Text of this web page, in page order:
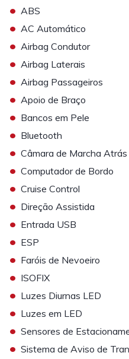
• ABS
• AC Automático
• Airbag Condutor
• Airbag Laterais
• Airbag Passageiros
• Apoio de Braço
• Bancos em Pele
• Bluetooth
• Câmara de Marcha Atrás
• Computador de Bordo
• Cruise Control
• Direção Assistida
• Entrada USB
• ESP
• Faróis de Nevoeiro
• ISOFIX
• Luzes Diurnas LED
• Luzes em LED
• Sensores de
• Sistema de Aviso de